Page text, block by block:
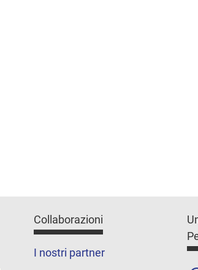
Collaborazioni
I nostri partner